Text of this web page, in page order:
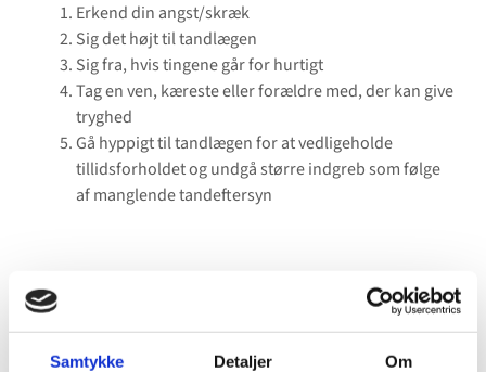
Samtykke Detaljer Om
Erkend din angst/skræk
Sig det højt til tandlægen
Sig fra, hvis tingene går for hurtigt
Tag en ven, kæreste eller forældre med, der kan give
tryghed
Gå hyppigt til tandlægen for at vedligeholde
tillidsforholdet og undgå større indgreb som følge
af manglende tandeftersyn